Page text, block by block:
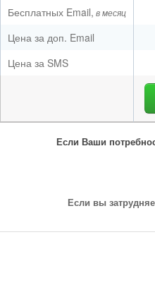
Бесплатных Email, в месяц
Цена за доп. Email
Цена за SMS
Если Ваши
Если вы